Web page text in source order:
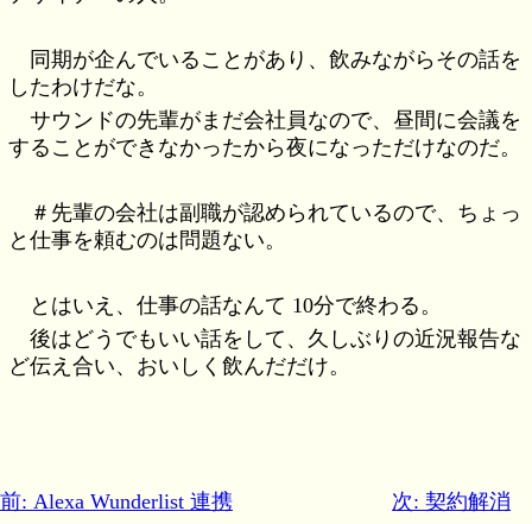
同期が企んでいることがあり、飲みながらその話を
したわけだな。
サウンドの先輩がまだ会社員なので、昼間に会議を
することができなかったから夜になっただけなのだ。
＃先輩の会社は副職が認められているので、ちょっ
と仕事を頼むのは問題ない。
とはいえ、仕事の話なんて 10分で終わる。
後はどうでもいい話をして、久しぶりの近況報告な
ど伝え合い、おいしく飲んだだけ。
前: Alexa Wunderlist 連携 次: 契約解消